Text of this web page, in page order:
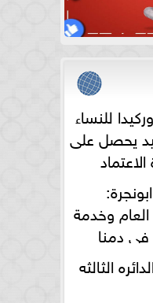
للنساء
يحصل على
وخدمة
فى دمنا
الثالثه